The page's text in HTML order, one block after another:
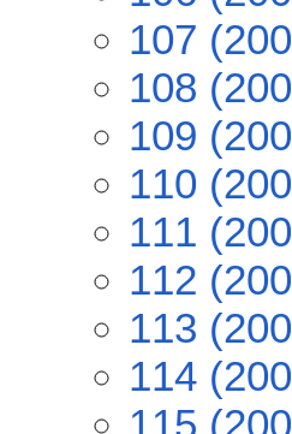
107
108
109
110
111
112
113
114
115